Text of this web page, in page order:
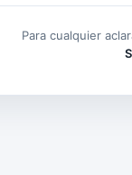
Para cualquier